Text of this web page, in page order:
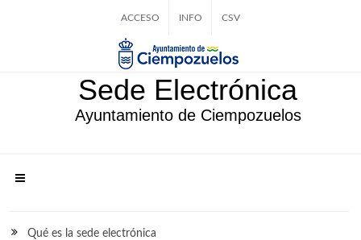
ACCESO INFO CSV
Sede Electrónica
Ayuntamiento de Ciempozuelos
Qué es la sede electrónica